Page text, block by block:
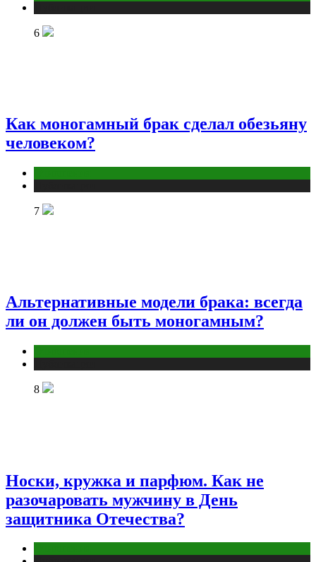
6
Как моногамный брак сделал обезьяну
человеком?
7
Альтернативные модели брака: всегда
ли он должен быть моногамным?
8
Носки, кружка и парфюм. Как не
разочаровать мужчину в День
защитника Отечества?